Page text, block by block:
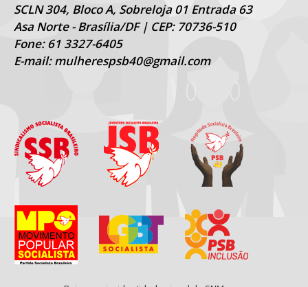
SCLN 304, Bloco A, Sobreloja 01 Entrada 63
Asa Norte - Brasília/DF | CEP: 70736-510
Fone: 61 3327-6405
E-mail: mulherespsb40@gmail.com